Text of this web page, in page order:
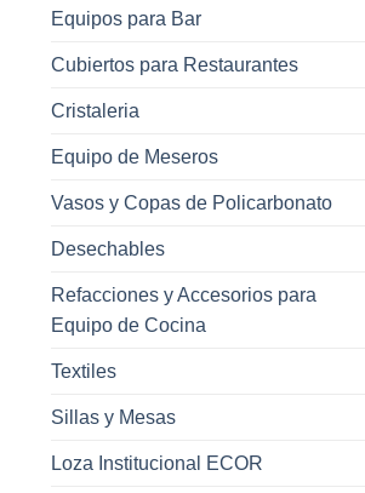
Equipos para Bar
Cubiertos para Restaurantes
Cristaleria
Equipo de Meseros
Vasos y Copas de Policarbonato
Desechables
Refacciones y Accesorios para
Equipo de Cocina
Textiles
Sillas y Mesas
Loza Institucional ECOR